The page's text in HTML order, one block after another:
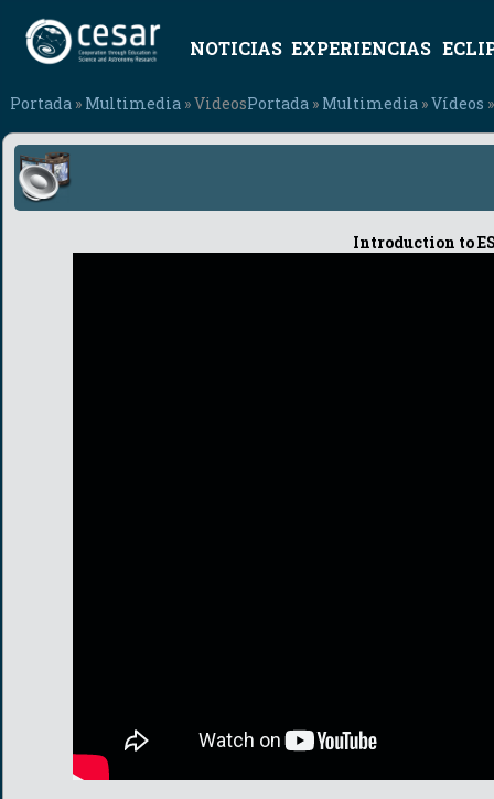
NOTICIAS EXPERIENCIAS
Portada » Multimedia » VideosPortada » Multimedia »Vídeos
Introduction to